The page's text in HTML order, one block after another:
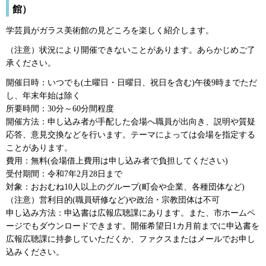
館）
学芸員がガラス美術館の見どころを楽しく紹介します。
（注意）状況により開催できないことがあります。あらかじめご了
承ください。
開催日時：いつでも(土曜日・日曜日、祝日を含む)午後9時までただ
し、年末年始は除く
所要時間：30分～60分間程度
開催方法：申し込み者が手配した会場へ職員が出向き、説明や質疑
応答、意見交換などを行います。テーマによっては会場を指定する
ことがあります。
費用：無料(会場借上費用は申し込み者で負担してください)
受付期間：令和7年2月28日まで
対象：おおむね10人以上のグループ(町会や企業、各種団体など)
（注意）営利目的(職員研修など)や政治・宗教団体は不可
申し込み方法：申込書は広報広聴課にあります。また、市ホームペ
ージでもダウンロードできます。開催希望日1カ月前までに申込書を
広報広聴課に持参していただくか、ファクスまたはメールでお申し
込みください。